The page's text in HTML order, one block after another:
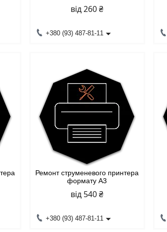
від 260 ₴
+380 (93) 487-81-11
Ремонт струменевого принтера
формату А3
від 540 ₴
+380 (93) 487-81-11